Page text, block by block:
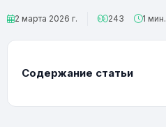
2 марта 2026 г. 243 1 мин.
Содержание статьи